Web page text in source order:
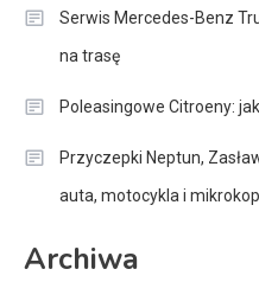
Serwis Mercedes-Benz
na trasę
Poleasingowe Citroeny:
Przyczepki Neptun,
auta, motocykla i
Archiwa